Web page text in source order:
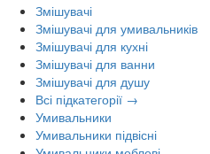
Змішувачі
Змішувачі для умивальників
Змішувачі для кухні
Змішувачі для ванни
Змішувачі для душу
Всі підкатегорії →
Умивальники
Умивальники підвісні